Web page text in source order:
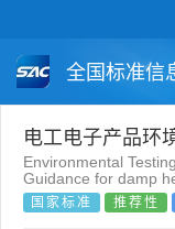
全国标准信
国家标准
团体标准
电工电子产品环
Environmental
Guidance for damp
国家标准 推荐性